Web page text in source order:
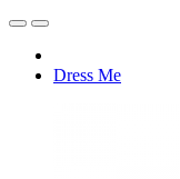
Dress Me